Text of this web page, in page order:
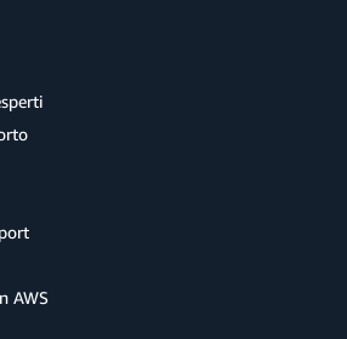
AWS